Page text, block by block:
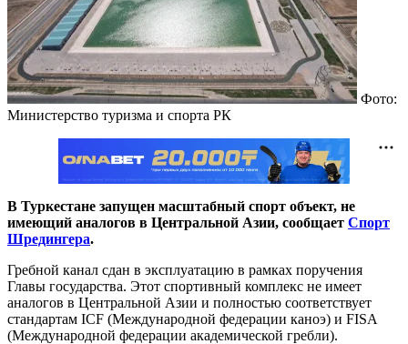
Фото:
Министерство туризма и спорта РК
В Туркестане запущен масштабный спорт объект, не
имеющий аналогов в Центральной Азии, сообщает Спорт
Шредингера.
Гребной канал сдан в эксплуатацию в рамках поручения
Главы государства. Этот спортивный комплекс не имеет
аналогов в Центральной Азии и полностью соответствует
стандартам ICF (Международной федерации каноэ) и FISA
(Международной федерации академической гребли).